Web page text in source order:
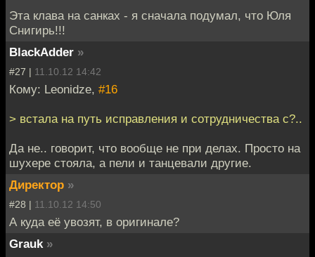
Эта клава на санках - я сначала подумал, что Юля
Снигирь!!!
BlackAdder »
#27 | 11.10.12 14:42
Кому: Leonidze, #16
> встала на путь исправления и сотрудничества с?..
Да не.. говорит, что вообще не при делах. Просто на
шухере стояла, а пели и танцевали другие.
Директор »
#28 | 11.10.12 14:50
А куда её увозят, в оригинале?
Grauk »